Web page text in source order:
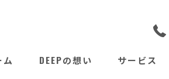
ム DEEPの想い サービス